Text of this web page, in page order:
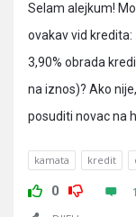
Selam alejkum!
ovakav vid kredita:
3,90% obrada
na iznos)? Ako
posuditi novac na
kamata kredit
0